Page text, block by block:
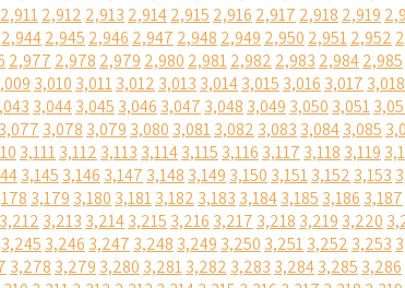
2,9112,912 2,913 2,9142,915 2,916 2,917 2,918 2,919
2,9442,945 2,946 2,947 2,948 2,949 2,950 2,9512,952
2,977 2,978 2,979 2,980 2,9812,982 2,983 2,9842,985
3,010 3,0113,012 3,013 3,0143,015 3,016 3,017 3,018
3,0443,045 3,046 3,047 3,048 3,049 3,050 3,051
3,077 3,078 3,079 3,080 3,0813,082 3,083 3,0843,085
3,1113,112 3,113 3,1143,115 3,116 3,117 3,118 3,119
3,145 3,146 3,147 3,148 3,149 3,150 3,1513,152 3,153
3,179 3,180 3,1813,182 3,183 3,1843,185 3,186 3,187
3,212 3,213 3,2143,215 3,216 3,217 3,218 3,219 3,220
3,245 3,246 3,247 3,248 3,249 3,250 3,2513,252 3,253
3,278 3,279 3,280 3,2813,282 3,283 3,2843,285 3,286